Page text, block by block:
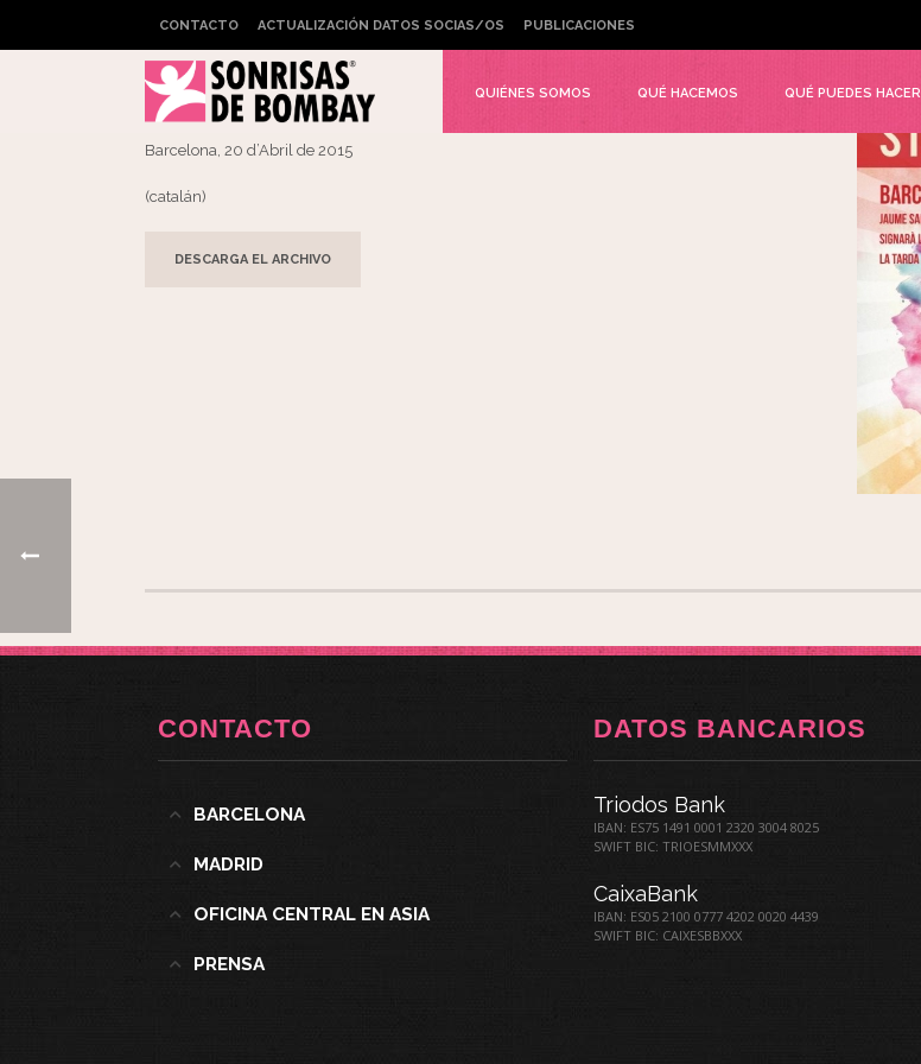
CONTACTO ACTUALIZACIÓN DATOS SOCIAS/OS PUBLICACIONES
QUIÉNES SOMOS QUÉ HACEMOS QUÉ PUEDES HACER
Widget not in any sidebars
St. Jordi 2015
Barcelona, 20 d’Abril de 2015
(catalán)
DESCARGA EL ARCHIVO
CONTACTO
BARCELONA
MADRID
OFICINA CENTRAL EN ASIA
PRENSA
DATOS BANCARIOS
Triodos Bank
IBAN: ES75 1491 0001 2320 3004 8025
SWIFT BIC: TRIOESMMXXX
CaixaBank
IBAN: ES05 2100 0777 4202 0020 4439
SWIFT BIC: CAIXESBBXXX